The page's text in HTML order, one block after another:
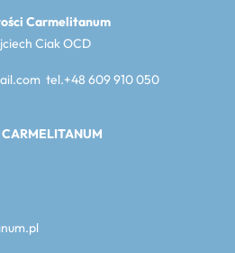
Carmelitanum
OCD
tel.+48 609 910 050